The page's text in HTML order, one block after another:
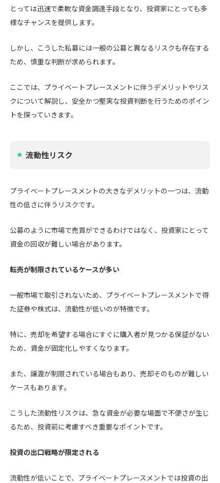
とっては迅速で柔軟な資金調達手段となり、投資家にとっても多
様なチャンスを提供します。
しかし、こうした私募には一般の公募と異なるリスクも存在する
ため、慎重な判断が求められます。
ここでは、プライベートプレースメントに伴うデメリットやリス
クについて解説し、安全かつ堅実な投資判断を行うためのポイン
トを探っていきます。
流動性リスク
プライベートプレースメントの大きなデメリットの一つは、流動
性の低さに伴うリスクです。
公募のように市場で売買ができるわけではなく、投資家にとって
資金の回収が難しい場合があります。
転売が制限されているケースが多い
一般市場で取引されないため、プライベートプレースメントで得
た証券や株式は、流動性が低いのが特徴です。
特に、売却を希望する場合にすぐに購入者が見つかる保証がない
ため、資金が固定化しやすくなります。
また、譲渡が制限されている場合もあり、売却そのものが難しい
ケースもあります。
こうした流動性リスクは、急な資金が必要な場面で不便さが生じ
るため、投資前に考慮すべき重要なポイントです。
投資の出口戦略が限定される
流動性が低いことで、プライベートプレースメントでは投資の出